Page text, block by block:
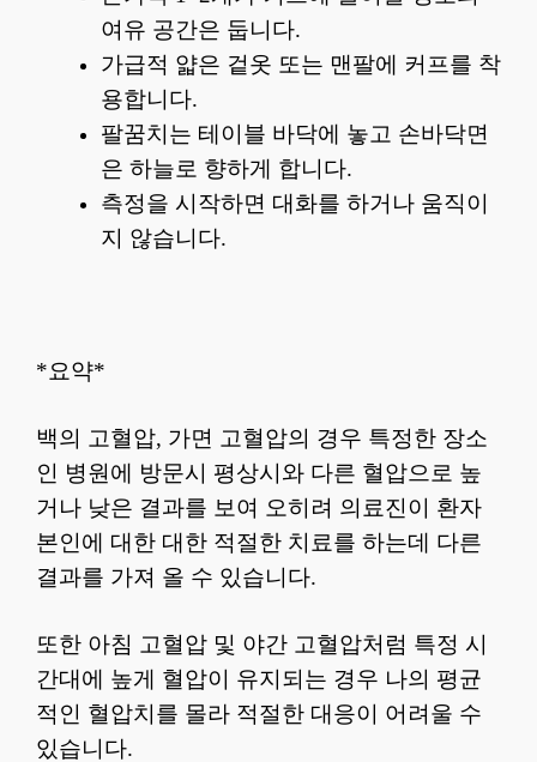
여유 공간은 둡니다.
가급적 얇은 겉옷 또는 맨팔에 커프를 착
용합니다.
팔꿈치는 테이블 바닥에 놓고 손바닥면
은 하늘로 향하게 합니다.
측정을 시작하면 대화를 하거나 움직이
지 않습니다.
*요약*
백의 고혈압, 가면 고혈압의 경우 특정한 장소
인 병원에 방문시 평상시와 다른 혈압으로 높
거나 낮은 결과를 보여 오히려 의료진이 환자
본인에 대한 대한 적절한 치료를 하는데 다른
결과를 가져 올 수 있습니다.
또한 아침 고혈압 및 야간 고혈압처럼 특정 시
간대에 높게 혈압이 유지되는 경우 나의 평균
적인 혈압치를 몰라 적절한 대응이 어려울 수
있습니다.